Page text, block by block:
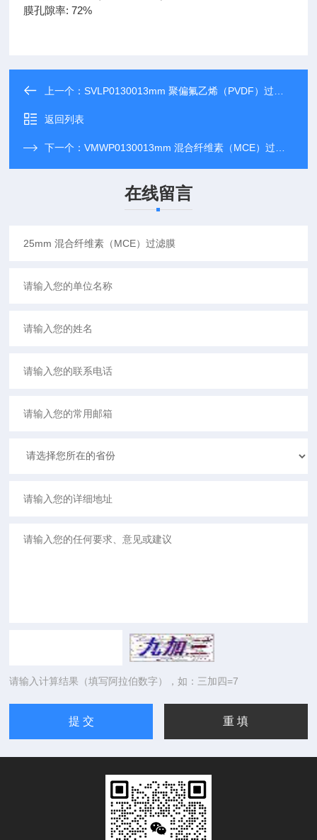
膜孔隙率: 72%
上一个：SVLP0130013mm 聚偏氟乙烯（PVDF）过滤膜
返回列表
下一个：VMWP0130013mm 混合纤维素（MCE）过滤膜
在线留言
请输入计算结果（填写阿拉伯数字），如：三加四=7